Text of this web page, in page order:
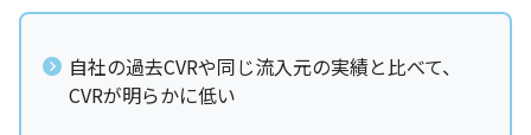
自社の過去CVRや同じ流入元の実績と比べて、
CVRが明らかに低い